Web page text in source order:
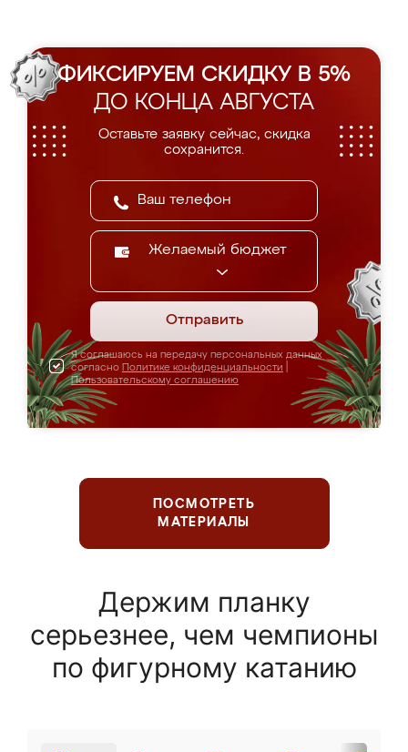
ФИКСИРУЕМ СКИДКУ В 5%
ДО КОНЦА АВГУСТА
Оставьте заявку сейчас, скидка
сохранится.
Желаемый бюджет
Отправить
Я соглашаюсь на передачу персональных данных
согласно Политике конфиденциальности
Пользовательскому соглашению
ПОСМОТРЕТЬ
МАТЕРИАЛЫ
Держим планку
серьезнее, чем чемпионы
по фигурному катанию